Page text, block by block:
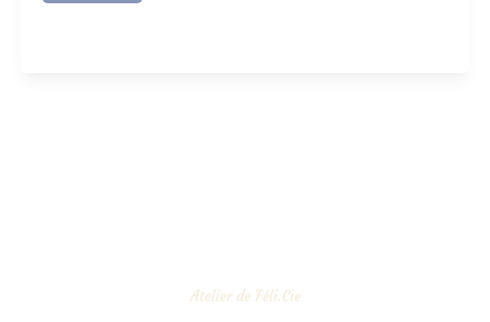
Atelier de Féli.Cie